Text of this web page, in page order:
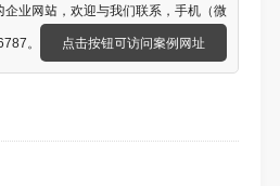
企业网站，欢迎与我们联系，手机（微
。
点击按钮可访问案例网址